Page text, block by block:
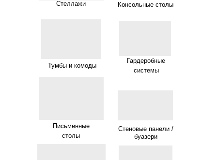
Стеллажи
Тумбы и комоды
Консольные столы
Гардеробные
системы
Стеновые панели /
буазери
Письменные
столы